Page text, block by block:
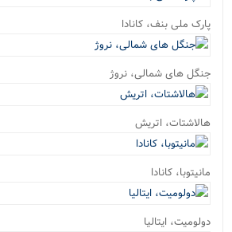
پارک ملی بنف، کانادا
جنگل های شمالی، نروژ
هالاشتات، اتریش
مانیتوبا، کانادا
دولومیت، ایتالیا